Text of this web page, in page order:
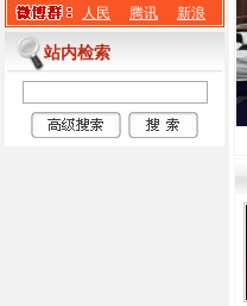
人民
腾讯 新浪
站内检索